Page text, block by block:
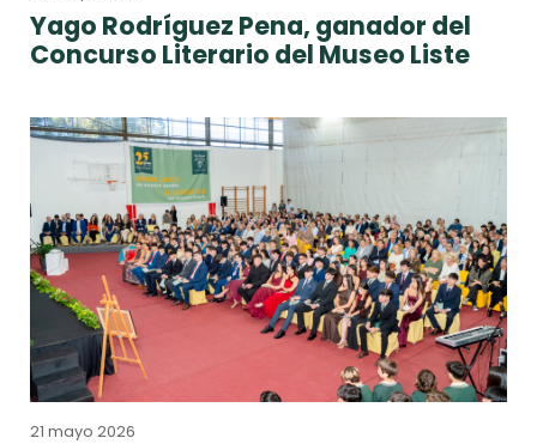
Yago Rodríguez Pena, ganador del
Concurso Literario del Museo Liste
21 mayo 2026